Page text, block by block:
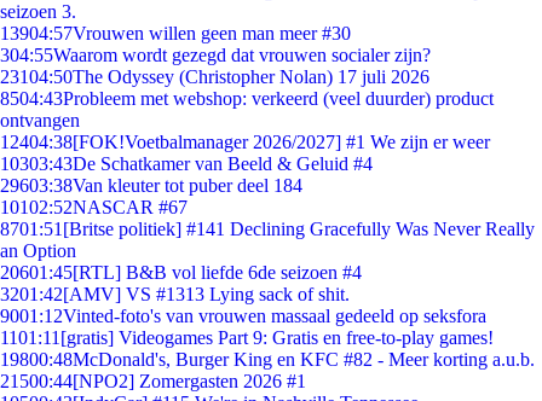
seizoen 3.
13904:57Vrouwen willen geen man meer #30
304:55Waarom wordt gezegd dat vrouwen socialer zijn?
23104:50The Odyssey (Christopher Nolan) 17 juli 2026
8504:43Probleem met webshop: verkeerd (veel duurder) product
ontvangen
12404:38[FOK!Voetbalmanager 2026/2027] #1 We zijn er weer
10303:43De Schatkamer van Beeld & Geluid #4
29603:38Van kleuter tot puber deel 184
10102:52NASCAR #67
8701:51 [Britse politiek] #141 Declining Gracefully Was Never Really
an Option
20601:45[RTL] B&B vol liefde 6de seizoen #4
3201:42[AMV] VS #1313 Lying sack of shit.
9001:12Vinted-foto's van vrouwen massaal gedeeld op seksfora
1101:11 [gratis] Videogames Part 9: Gratis en free-to-play games!
19800:48McDonald's, Burger King en KFC #82 - Meer korting a.u.b.
21500:44[NPO2] Zomergasten 2026 #1